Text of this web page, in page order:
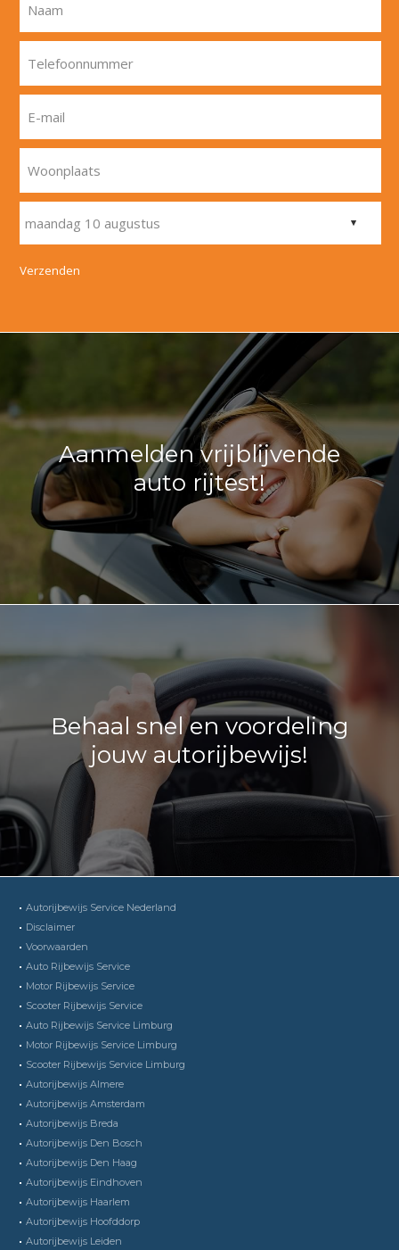
Naam
Telefoonnummer
E-mail
Woonplaats
Verzenden
Aanmelden vrijblijvende
auto rijtest!
Behaal snel en voordeling
jouw autorijbewijs!
Autorijbewijs Service Nederland
Disclaimer
Voorwaarden
Auto Rijbewijs Service
Motor Rijbewijs Service
Scooter Rijbewijs Service
Auto Rijbewijs Service Limburg
Motor Rijbewijs Service Limburg
Scooter Rijbewijs Service Limburg
Autorijbewijs Almere
Autorijbewijs Amsterdam
Autorijbewijs Breda
Autorijbewijs Den Bosch
Autorijbewijs Den Haag
Autorijbewijs Eindhoven
Autorijbewijs Haarlem
Autorijbewijs Hoofddorp
Autorijbewijs Leiden